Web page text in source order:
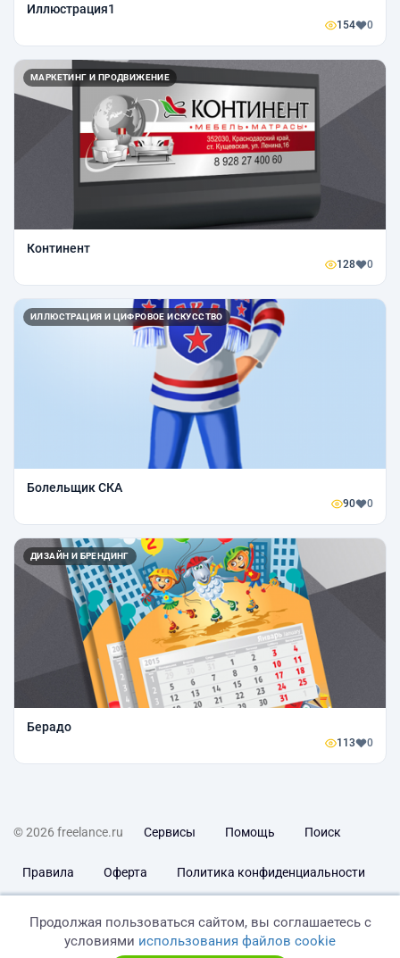
Иллюстрация1
154 0
МАРКЕТИНГ И ПРОДВИЖЕНИЕ
Континент
128 0
ИЛЛЮСТРАЦИЯ И ЦИФРОВОЕ ИСКУССТВО
Болельщик СКА
90 0
ДИЗАЙН И БРЕНДИНГ
Берадо
113 0
© 2026 freelance.ru Сервисы Помощь Поиск
Правила Оферта Политика конфиденциальности
Продолжая пользоваться сайтом, вы соглашаетесь с
условиями использования файлов cookie